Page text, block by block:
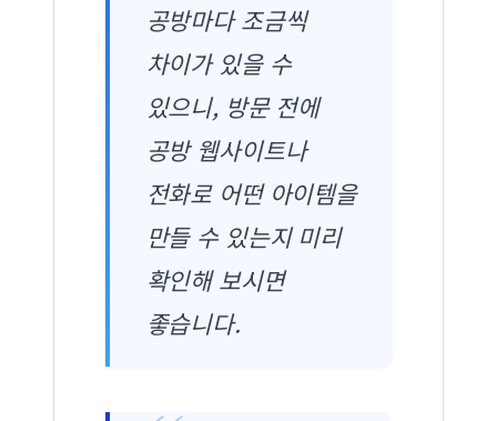
공방마다 조금씩
차이가 있을 수
있으니, 방문 전에
공방 웹사이트나
전화로 어떤 아이템을
만들 수 있는지 미리
확인해 보시면
좋습니다.